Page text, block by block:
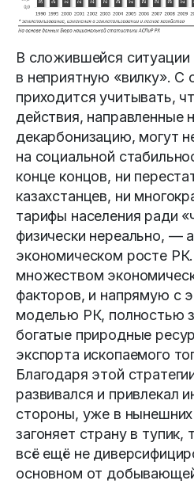
В сложившейся ситуации
в неприятную «вилку». С
приходится учитывать,
действия, направленные
декарбонизацию, могут
на социальной
конце концов, ни
казахстанцев, ни
тарифы населения ради
физически нереально, —
экономическом росте
множеством
факторов, и напрямую с
моделью РК, полностью
богатые природные
экспорта ископаемого
Благодаря этой
развивался и привлекал
стороны, уже в
загоняет страну в тупик,
всё ещё не
основном от